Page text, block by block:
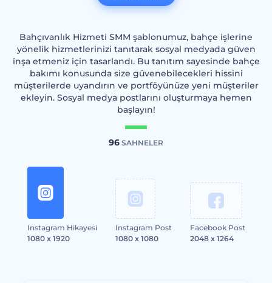
Bahçıvanlık Hizmeti SMM şablonumuz, bahçe işlerine
yönelik hizmetlerinizi tanıtarak sosyal medyada güven
inşa etmeniz için tasarlandı. Bu tanıtım sayesinde bahçe
bakımı konusunda size güvenebilecekleri hissini
müşterilerde uyandırın ve portföyünüze yeni müşteriler
ekleyin. Sosyal medya postlarını oluşturmaya hemen
başlayın!
96 SAHNELER
Instagram Hikayesi
1080 x 1920
Instagram Post
1080 x 1080
Facebook Post
2048 x 1264